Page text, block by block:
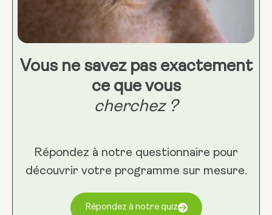
Vous ne savez pas exactement
ce que vous
cherchez ?
Répondez à notre questionnaire pour
découvrir votre programme sur mesure.
Répondez à notre quiz